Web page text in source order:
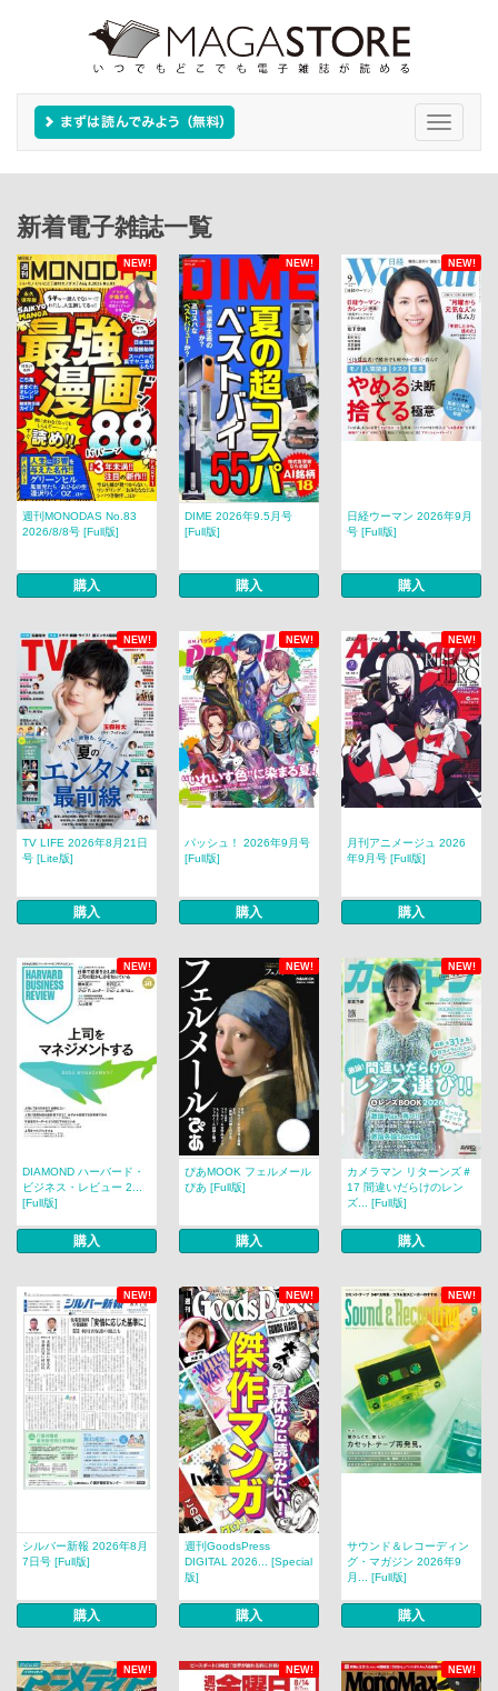
Toggle
新着電子雑誌一覧
NEW! NEW! NEW!
週刊MONODAS No.83
2026/8/8号 [Full版]
購入
DIME 2026年9.5月号
[Full版]
購入
日経ウーマン 2026年9月
号 [Full版]
購入
NEW! NEW! NEW!
TV LIFE 2026年8月21日
号 [Lite版]
購入
パッシュ！ 2026年9月号
[Full版]
購入
月刊アニメージュ 2026
年9月号 [Full版]
購入
NEW! NEW! NEW!
DIAMOND ハーバード・
ビジネス・レビュー 2...
[Full版]
購入
ぴあMOOK フェルメール
ぴあ [Full版]
購入
カメラマン リターンズ＃
17 間違いだらけのレン
ズ... [Full版]
購入
NEW! NEW! NEW!
シルバー新報 2026年8月
7日号 [Full版]
購入
週刊GoodsPress
DIGITAL 2026... [Special
版]
購入
サウンド＆レコーディン
グ・マガジン 2026年9
月... [Full版]
購入
NEW! NEW! NEW!